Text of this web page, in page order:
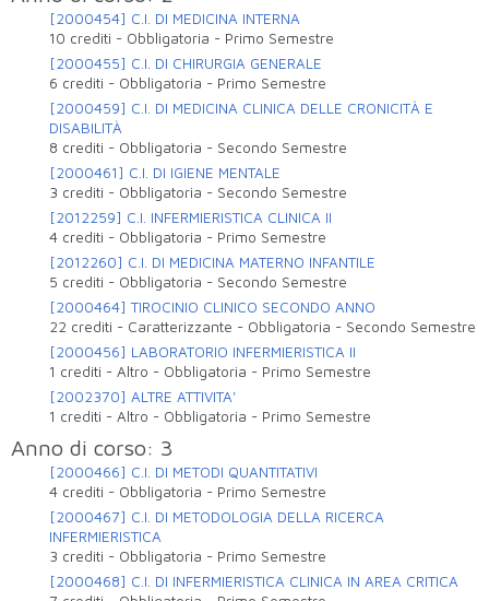
[2000454] C.I. DI MEDICINA INTERNA
10 crediti - Obbligatoria - Primo Semestre
[2000455] C.I. DI CHIRURGIA GENERALE
6 crediti - Obbligatoria - Primo Semestre
[2000459] C.I. DI MEDICINA CLINICA DELLE CRONICITÀ E
DISABILITÀ
8 crediti - Obbligatoria - Secondo Semestre
[2000461] C.I. DI IGIENE MENTALE
3 crediti - Obbligatoria - Secondo Semestre
[2012259] C.I. INFERMIERISTICA CLINICA II
4 crediti - Obbligatoria - Primo Semestre
[2012260] C.I. DI MEDICINA MATERNO INFANTILE
5 crediti - Obbligatoria - Secondo Semestre
[2000464] TIROCINIO CLINICO SECONDO ANNO
22 crediti - Caratterizzante - Obbligatoria - Secondo Semestre
[2000456] LABORATORIO INFERMIERISTICA II
1 crediti -Altro - Obbligatoria - Primo Semestre
[2002370] ALTRE ATTIVITA'
1 crediti -Altro - Obbligatoria - Primo Semestre
Anno di corso: 3
[2000466] C.I. DI METODI QUANTITATIVI
4 crediti - Obbligatoria - Primo Semestre
[2000467] C.I. DI METODOLOGIA DELLA RICERCA
INFERMIERISTICA
3 crediti - Obbligatoria - Primo Semestre
[2000468] C.I. DI INFERMIERISTICA CLINICA IN AREA CRITICA